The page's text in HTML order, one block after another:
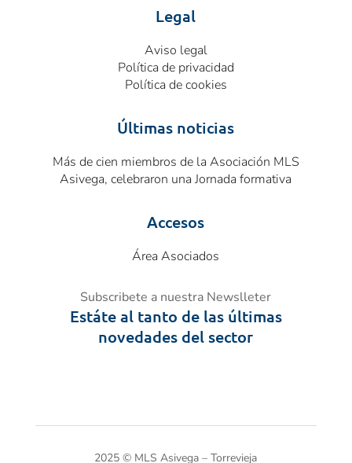
Legal
Aviso legal
Política de privacidad
Política de cookies
Últimas noticias
Más de cien miembros de la Asociación MLS
Asivega, celebraron una Jornada formativa
Accesos
Área Asociados
Subscribete a nuestra Newslleter
Estáte al tanto de las últimas
novedades del sector
2025© MLS Asivega – Torrevieja